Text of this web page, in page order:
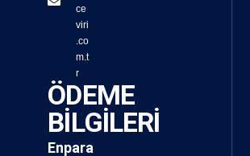
ce
viri
.co
m.t
r
ÖDEME
BİLGİLERİ
Enpara